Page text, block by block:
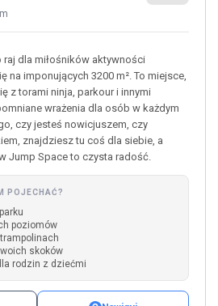
raj dla miłośników aktywności
na imponujących 3200 m². To miejsce,
z torami ninja, parkour i innymi
wrażenia dla osób w każdym
czy jesteś nowicjuszem, czy
znajdziesz tu coś dla siebie, a
Jump Space to czysta radość.
POJECHAĆ?
poziomów
skoków
rodzin z dziećmi